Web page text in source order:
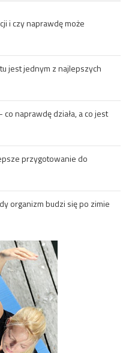
i czy naprawdę może
jest jednym z najlepszych
naprawdę działa, a co jest
przygotowanie do
organizm budzi się po zimie